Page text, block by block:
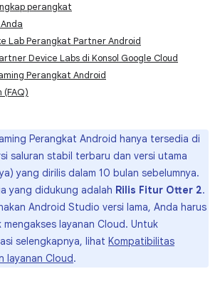
perangkat
Lab Perangkat Partner Android
Device Labs di Konsol Google Cloud
Perangkat Android
(FAQ)
Perangkat Android hanya tersedia di
saluran stabil terbaru dan versi utama
yang dirilis dalam 10 bulan sebelumnya.
yang didukung adalah Rilis Fitur Otter 2.
Android Studio versi lama, Anda harus
layanan Cloud. Untuk
selengkapnya, lihat Kompatibilitas
layanan Cloud.